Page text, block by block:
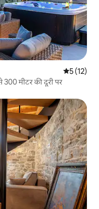
औसत रेटिंग
5 (12)
मीटर की दूरी पर